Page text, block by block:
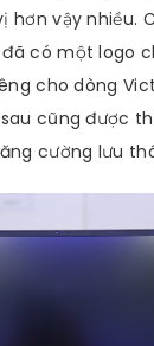
vậy nhiều.
đã có một logo
cho dòng
cũng được
cường lưu